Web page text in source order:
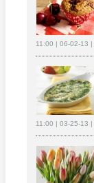
11:00 | 06-02-13 |
11:00 | 03-25-13 |